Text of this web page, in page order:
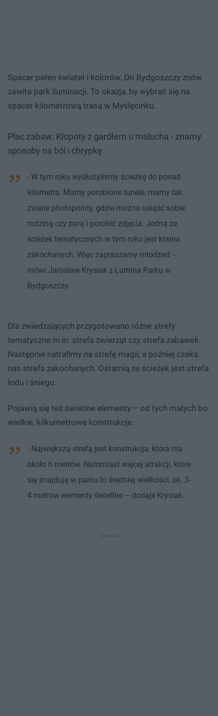
Spacer pełen świateł i kolorów. Do Bydgoszczy znów
zawita park iluminacji. To okazja, by wybrać się na
spacer kilometrową trasą w Myślęcinku.
Plac zabaw: Kłopoty z gardłem u malucha - znamy
sposoby na ból i chrypkę
- W tym roku wydłużyliśmy ścieżkę do ponad
kilometra. Mamy porobione tunele, mamy tak
zwane photopointy, gdzie można usiąść sobie
rodziną czy parą i porobić zdjęcia. Jedną ze
ścieżek tematycznych w tym roku jest kraina
zakochanych. Więc zapraszamy młodzież -
mówi Jarosław Krysiak z Lumina Parku w
Bydgoszczy.
Dla zwiedzających przygotowano różne strefy
tematyczne m.in. strefa zwierząt czy strefa zabawek.
Następnie natrafimy na strefę magii, a później czeka
nas strefa zakochanych. Ostatnią ze ścieżek jest strefa
lodu i śniegu.
Pojawią się też świetlne elementy – od tych małych bo
wielkie, kilkumetrowe konstrukcje.
- Największą strefą jest konstrukcja, która ma
około 6 metrów. Natomiast więcej atrakcji, które
się znajdują w parku to średniej wielkości, ok. 3-
4 metrów elementy świetlne – dodaje Krysiak.